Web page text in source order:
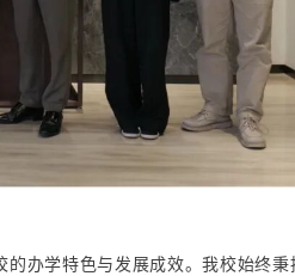
办学特色与发展成效。我校始终